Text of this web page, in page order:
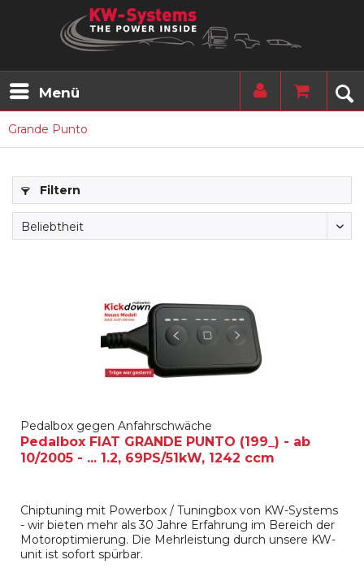
Menü
Grande Punto
Filtern
Pedalbox gegen Anfahrschwäche
Pedalbox FIAT GRANDE PUNTO (199_) - ab
10/2005 - ... 1.2, 69PS/51kW, 1242 ccm
Chiptuning mit Powerbox / Tuningbox von KW-Systems
- wir bieten mehr als 30 Jahre Erfahrung im Bereich der
Motoroptimierung. Die Mehrleistung durch unsere KW-
unit ist sofort spürbar.